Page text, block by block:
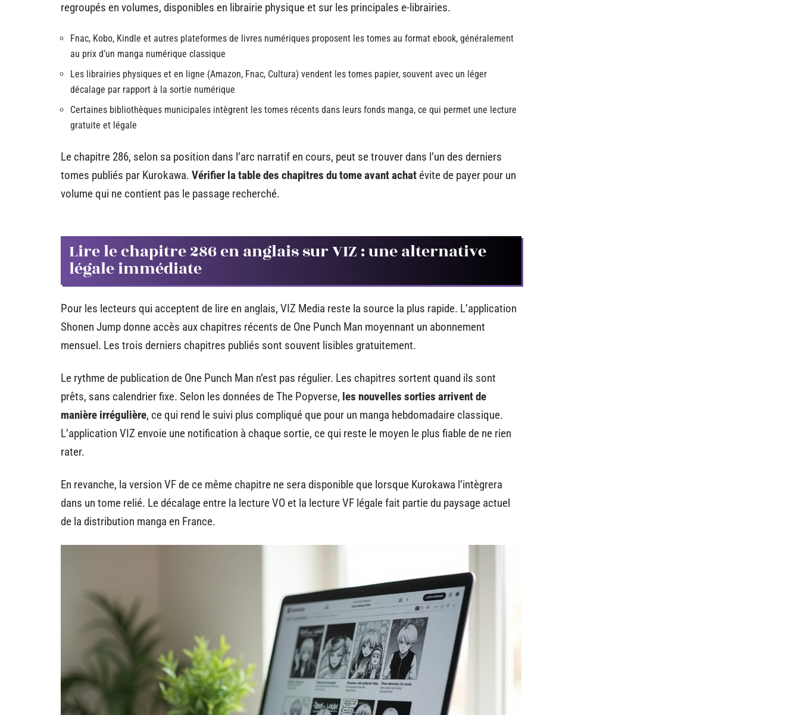
regroupés en volumes, disponibles en librairie physique et sur les principales e-librairies.
Fnac, Kobo, Kindle et autres plateformes de livres numériques proposent les tomes au format ebook, généralement
au prix d’un manga numérique classique
Les librairies physiques et en ligne (Amazon, Fnac, Cultura) vendent les tomes papier, souvent avec un léger
décalage par rapport à la sortie numérique
Certaines bibliothèques municipales intègrent les tomes récents dans leurs fonds manga, ce qui permet une lecture
gratuite et légale
Le chapitre 286, selon sa position dans l’arc narratif en cours, peut se trouver dans l’un des derniers
tomes publiés par Kurokawa. Vérifier la table des chapitres du tome avant achat évite de payer pour un
volume qui ne contient pas le passage recherché.
Lire le chapitre 286 en anglais sur VIZ : une alternative
légale immédiate
Pour les lecteurs qui acceptent de lire en anglais, VIZ Media reste la source la plus rapide. L’application
Shonen Jump donne accès aux chapitres récents de One Punch Man moyennant un abonnement
mensuel. Les trois derniers chapitres publiés sont souvent lisibles gratuitement.
Le rythme de publication de One Punch Man n’est pas régulier. Les chapitres sortent quand ils sont
prêts, sans calendrier fixe. Selon les données de The Popverse, les nouvelles sorties arrivent de
manière irrégulière, ce qui rend le suivi plus compliqué que pour un manga hebdomadaire classique.
L’application VIZ envoie une notification à chaque sortie, ce qui reste le moyen le plus fiable de ne rien
rater.
En revanche, la version VF de ce même chapitre ne sera disponible que lorsque Kurokawa l’intègrera
dans un tome relié. Le décalage entre la lecture VO et la lecture VF légale fait partie du paysage actuel
de la distribution manga en France.